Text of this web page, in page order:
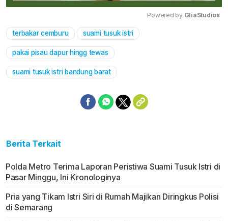
Powered by GliaStudios
terbakar cemburu suami tusuk istri
pakai pisau dapur hingg tewas
suami tusuk istri bandung barat
Berita Terkait
Polda Metro Terima Laporan Peristiwa Suami Tusuk Istri di
Pasar Minggu, Ini Kronologinya
Pria yang Tikam Istri Siri di Rumah Majikan Diringkus Polisi
di Semarang